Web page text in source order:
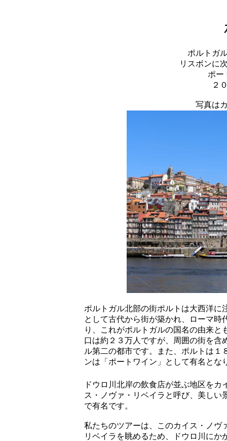
ポルトガ
リスボンに
ポー
２
写真は
ポルトガル北部の街ポルトは大西洋に
として古代から街が築かれ、ローマ
り、これがポルトガルの国名の由来
口は約２３万人ですが、周囲の街を含
ル第二の都市です。また、ポルトは
ンは「ポートワイン」として有名とな
ドウロ川北岸の飲食店が並ぶ地区をカ
ス・ノヴァ・リベイラと呼び、美しい
で有名です。
私たちのツアーは、このカイス・ノヴ
リベイラを眺めるため、ドウロ川にか